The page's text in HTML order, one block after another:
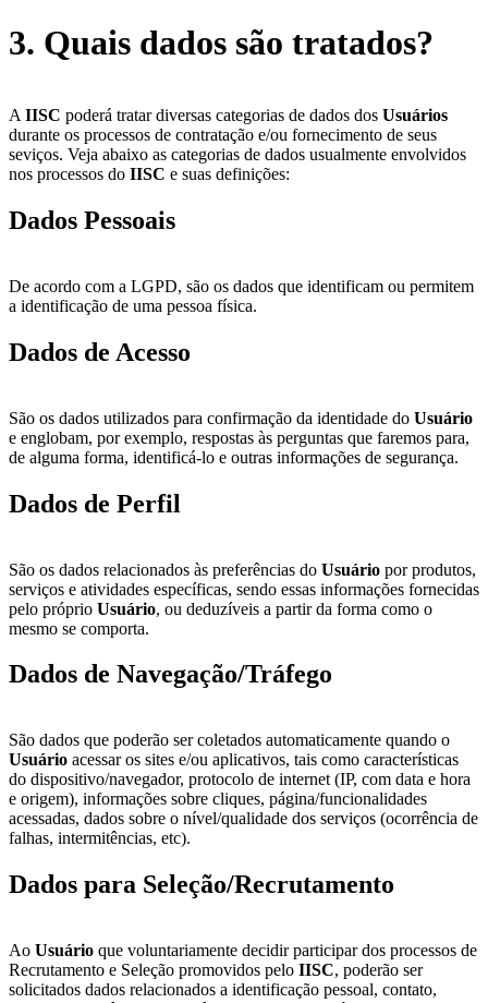
3. Quais dados são tratados?
A IISC poderá tratar diversas categorias de dados dos Usuários
durante os processos de contratação e/ou fornecimento de seus
seviços. Veja abaixo as categorias de dados usualmente envolvidos
nos processos do IISC e suas definições:
Dados Pessoais
De acordo com a LGPD, são os dados que identificam ou permitem
a identificação de uma pessoa física.
Dados de Acesso
São os dados utilizados para confirmação da identidade do Usuário
e englobam, por exemplo, respostas às perguntas que faremos para,
de alguma forma, identificá-lo e outras informações de segurança.
Dados de Perfil
São os dados relacionados às preferências do Usuário por produtos,
serviços e atividades específicas, sendo essas informações fornecidas
pelo próprio Usuário, ou deduzíveis a partir da forma como o
mesmo se comporta.
Dados de Navegação/Tráfego
São dados que poderão ser coletados automaticamente quando o
Usuário acessar os sites e/ou aplicativos, tais como características
do dispositivo/navegador, protocolo de internet (IP, com data e hora
e origem), informações sobre cliques, página/funcionalidades
acessadas, dados sobre o nível/qualidade dos serviços (ocorrência de
falhas, intermitências, etc).
Dados para Seleção/Recrutamento
Ao Usuário que voluntariamente decidir participar dos processos de
Recrutamento e Seleção promovidos pelo IISC, poderão ser
solicitados dados relacionados a identificação pessoal, contato,